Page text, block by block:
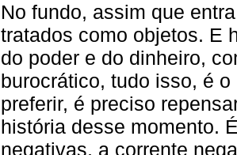
No fundo, assim que
tratados como objetos. E
do poder e do dinheiro,
burocrático, tudo isso, é
preferir, é preciso
história desse momento.
negativas, a corrente